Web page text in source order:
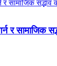
र सामाजिक